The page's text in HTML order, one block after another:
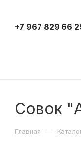
+7 967 829 66
Совок
Главная —